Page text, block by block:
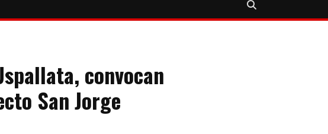
convocan
San Jorge